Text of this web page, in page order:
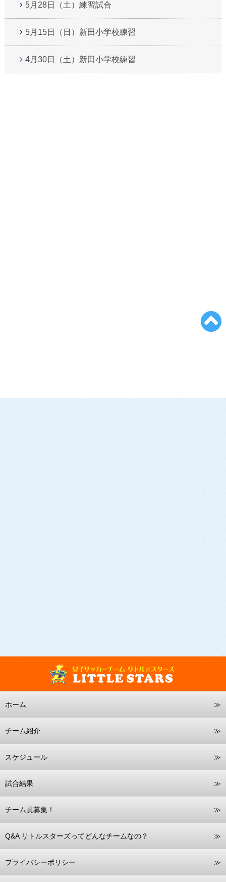
5月28日（土）練習試合
5月15日（日）新田小学校練習
4月30日（土）新田小学校練習
ホーム
チーム紹介
スケジュール
試合結果
チーム員募集！
Q&A リトルスターズってどんなチームなの？
プライバシーポリシー